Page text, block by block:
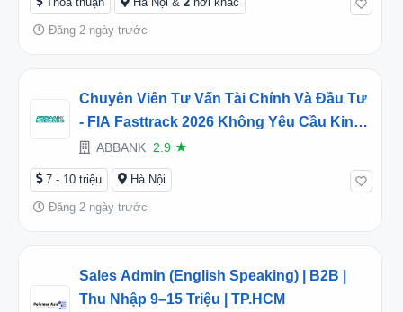
Đăng 2 ngày trước
Chuyên Viên Tư Vấn Tài Chính Và Đầu Tư
- FIA Fasttrack 2026 Không Yêu Cầu Kinh
Nghiệm - [Hà Nội]
ABBANK 2.9 ★
7 - 10 triệu Hà Nội
Đăng 2 ngày trước
Sales Admin (English Speaking) | B2B |
Thu Nhập 9–15 Triệu | TP.HCM